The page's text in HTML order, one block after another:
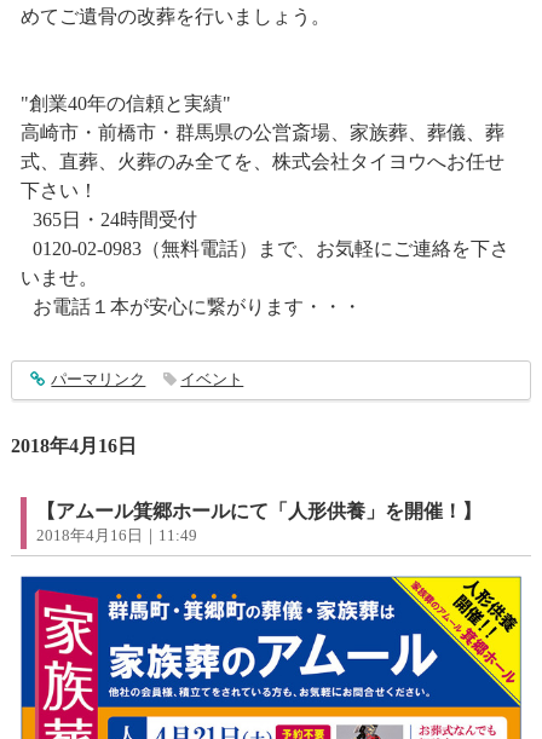
めてご遺骨の改葬を行いましょう。
"創業40年の信頼と実績"
高崎市・前橋市・群馬県の公営斎場、家族葬、葬儀、葬
式、直葬、火葬のみ全てを、株式会社タイヨウへお任せ
下さい！
365日・24時間受付
0120-02-0983（無料電話）まで、お気軽にご連絡を下さ
いませ。
お電話１本が安心に繋がります・・・
entry1377
パーマリンク イベント
2018年4月16日
【アムール箕郷ホールにて「人形供養」を開催！】
2018年4月16日｜11:49